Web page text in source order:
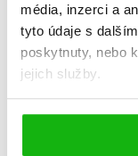
média, inzerci a
tyto údaje s
poskytnuty, nebo
jejich služby.
V současné době
Vaše hodnocení